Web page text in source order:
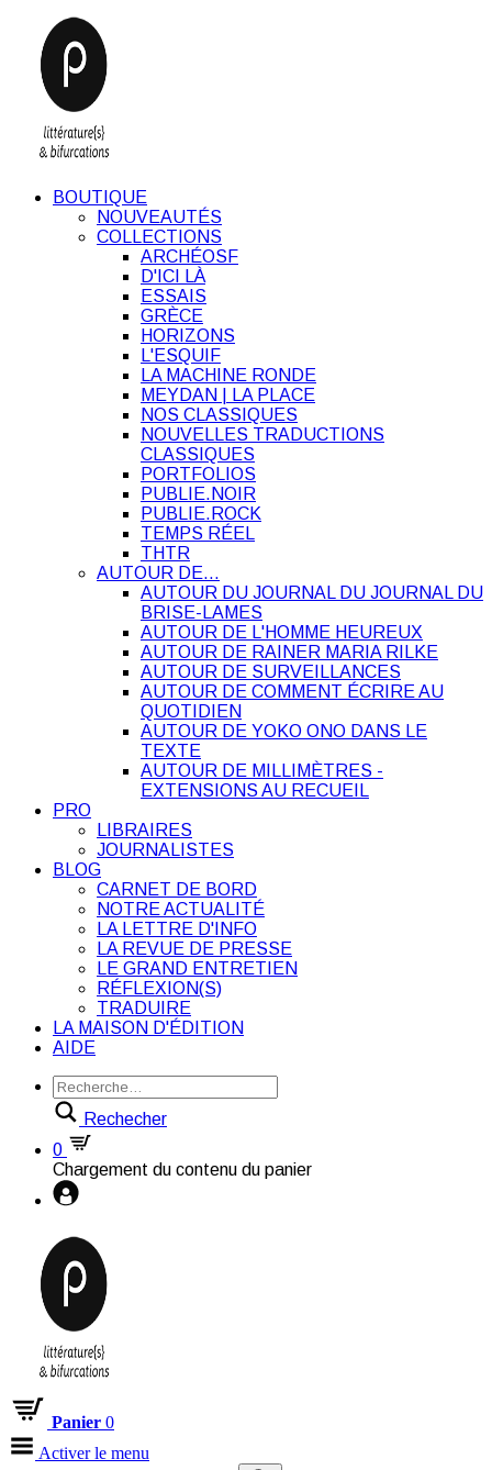
BOUTIQUE
NOUVEAUTÉS
COLLECTIONS
ARCHÉOSF
D'ICI LÀ
ESSAIS
GRÈCE
HORIZONS
L'ESQUIF
LA MACHINE RONDE
MEYDAN | LA PLACE
NOS CLASSIQUES
NOUVELLES TRADUCTIONS
CLASSIQUES
PORTFOLIOS
PUBLIE.NOIR
PUBLIE.ROCK
TEMPS RÉEL
THTR
AUTOUR DE…
AUTOUR DU JOURNAL DU JOURNAL DU
BRISE-LAMES
AUTOUR DE L'HOMME HEUREUX
AUTOUR DE RAINER MARIA RILKE
AUTOUR DE SURVEILLANCES
AUTOUR DE COMMENT ÉCRIRE AU
QUOTIDIEN
AUTOUR DE YOKO ONO DANS LE
TEXTE
AUTOUR DE MILLIMÈTRES -
EXTENSIONS AU RECUEIL
PRO
LIBRAIRES
JOURNALISTES
BLOG
CARNET DE BORD
NOTRE ACTUALITÉ
LA LETTRE D'INFO
LA REVUE DE PRESSE
LE GRAND ENTRETIEN
RÉFLEXION(S)
TRADUIRE
LA MAISON D'ÉDITION
AIDE
Rechecher
0
Chargement du contenu du panier
Panier 0
Activer le menu